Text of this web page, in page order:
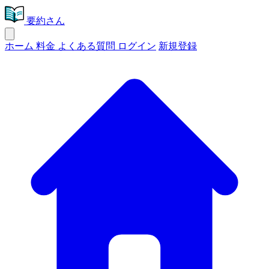
要約さん
ホーム 料金 よくある質問 ログイン 新規登録